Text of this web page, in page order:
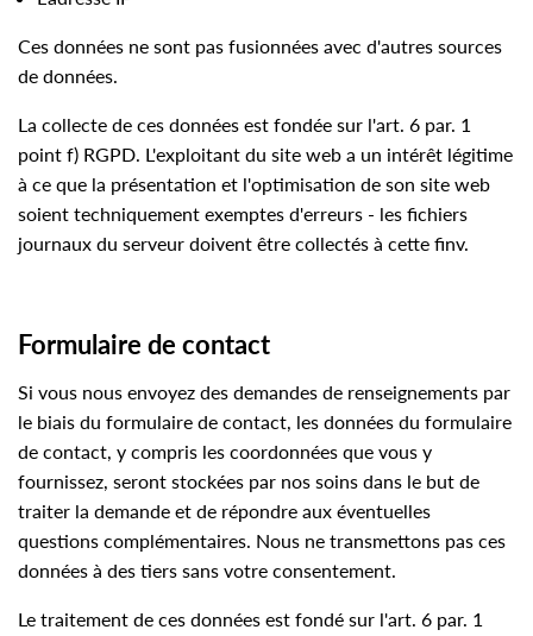
Ces données ne sont pas fusionnées avec d'autres sources
de données.
La collecte de ces données est fondée sur l'art. 6 par. 1
point f) RGPD. L'exploitant du site web a un intérêt légitime
à ce que la présentation et l'optimisation de son site web
soient techniquement exemptes d'erreurs - les fichiers
journaux du serveur doivent être collectés à cette finv.
Formulaire de contact
Si vous nous envoyez des demandes de renseignements par
le biais du formulaire de contact, les données du formulaire
de contact, y compris les coordonnées que vous y
fournissez, seront stockées par nos soins dans le but de
traiter la demande et de répondre aux éventuelles
questions complémentaires. Nous ne transmettons pas ces
données à des tiers sans votre consentement.
Le traitement de ces données est fondé sur l'art. 6 par. 1